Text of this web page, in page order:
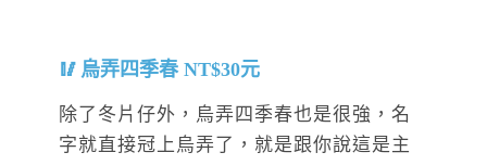
烏弄四季春 NT$30元
除了冬片仔外，烏弄四季春也是很強，名
字就直接冠上烏弄了，就是跟你說這是主